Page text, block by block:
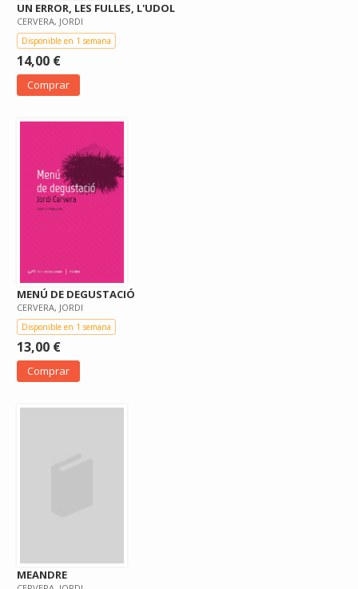
UN ERROR, LES FULLES, L'UDOL
CERVERA, JORDI
Disponible en 1 semana
14,00 €
Comprar
MENÚ DE DEGUSTACIÓ
CERVERA, JORDI
Disponible en 1 semana
13,00 €
Comprar
MEANDRE